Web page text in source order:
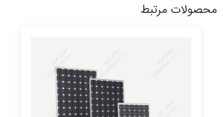
محصولات مرتبط